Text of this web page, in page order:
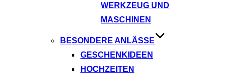
WERKZEUG UND
MASCHINEN
BESONDERE ANLÄSSE
GESCHENKIDEEN
HOCHZEITEN